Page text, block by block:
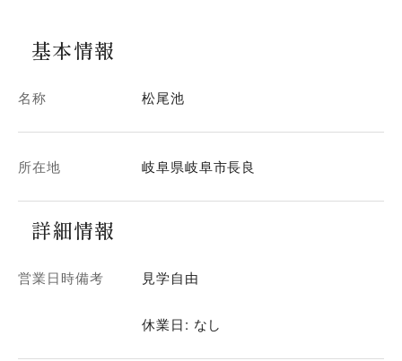
基本情報
名称 松尾池
所在地 岐阜県岐阜市長良
詳細情報
営業日時備考 見学自由
休業日: なし